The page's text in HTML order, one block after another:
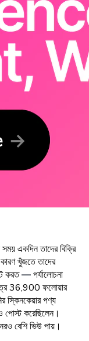
একদিন তাদের বিক্রি
খুঁজতে তাদের
করত—পর্যালোচনা
36,900 ফলোয়ার
স্কিনকেয়ার পণ্য
পোস্ট করেছিলেন।
বেশি ভিউ পায়।